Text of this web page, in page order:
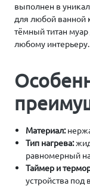
выполнен в
для любой ванной
тёмный титан
любому интерьеру.
Материал:
Тип нагрева:
равномерный
Таймер и
устройства